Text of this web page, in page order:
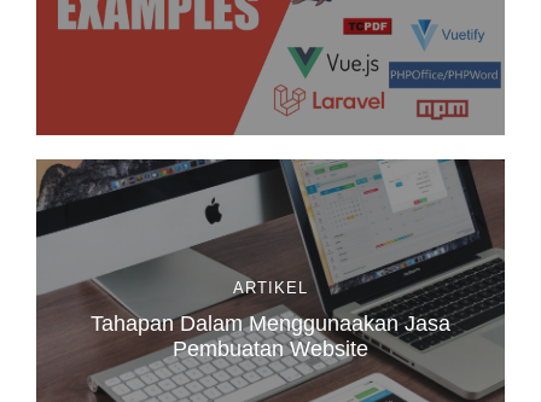
ARTIKEL
Tahapan Dalam Menggunaakan Jasa
Pembuatan Website